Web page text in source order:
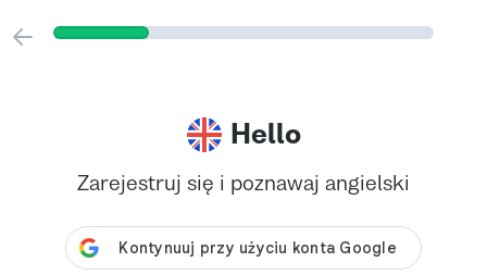
Hello
Zarejestruj się i poznawaj angielski